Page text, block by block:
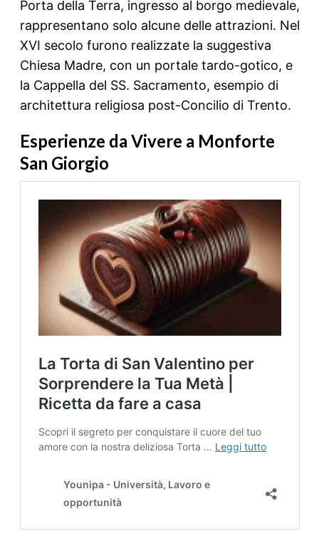
Porta della Terra, ingresso al borgo medievale,
rappresentano solo alcune delle attrazioni. Nel
XVI secolo furono realizzate la suggestiva
Chiesa Madre, con un portale tardo-gotico, e
la Cappella del SS. Sacramento, esempio di
architettura religiosa post-Concilio di Trento.
Esperienze da Vivere a Monforte
San Giorgio